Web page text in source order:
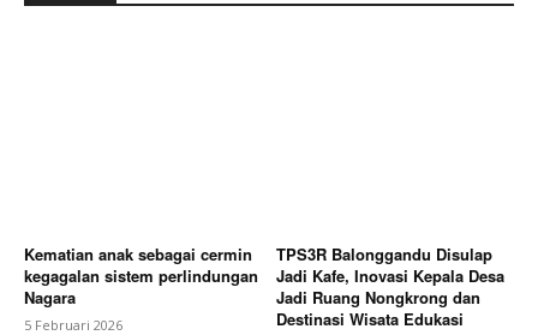
Kematian anak sebagai cermin
kegagalan sistem perlindungan
Nagara
5 Februari 2026
TPS3R Balonggandu Disulap
Jadi Kafe, Inovasi Kepala Desa
Jadi Ruang Nongkrong dan
Destinasi Wisata Edukasi